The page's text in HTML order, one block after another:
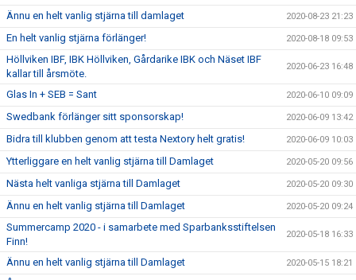
Ännu en helt vanlig stjärna till damlaget 2020-08-23 21:23
En helt vanlig stjärna förlänger! 2020-08-18 09:53
Höllviken IBF, IBK Höllviken, Gårdarike IBK och Näset IBF
kallar till årsmöte.
2020-06-23 16:48
Glas In + SEB = Sant 2020-06-10 09:09
Swedbank förlänger sitt sponsorskap! 2020-06-09 13:42
Bidra till klubben genom att testa Nextory helt gratis! 2020-06-09 10:03
Ytterliggare en helt vanlig stjärna till Damlaget 2020-05-20 09:56
Nästa helt vanliga stjärna till Damlaget 2020-05-20 09:30
Ännu en helt vanlig stjärna till Damlaget 2020-05-20 09:24
Summercamp 2020 - i samarbete med Sparbanksstiftelsen
Finn!
2020-05-18 16:33
Ännu en helt vanlig stjärna till Damlaget 2020-05-15 18:21